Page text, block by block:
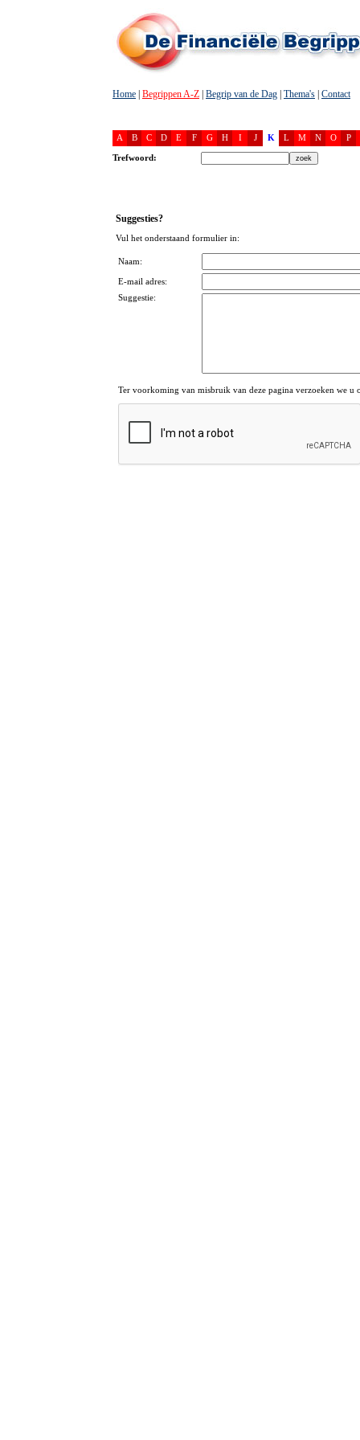
Home Begrippen A-Z Begrip van de Dag Thema's Contact
A B C D E F G H I J K L M N O P
Trefwoord:
Suggesties?
Vul het onderstaand formulier in:
Naam:
E-mail adres:
Suggestie:
Ter voorkoming van misbruik van deze pagina verzoeken we u